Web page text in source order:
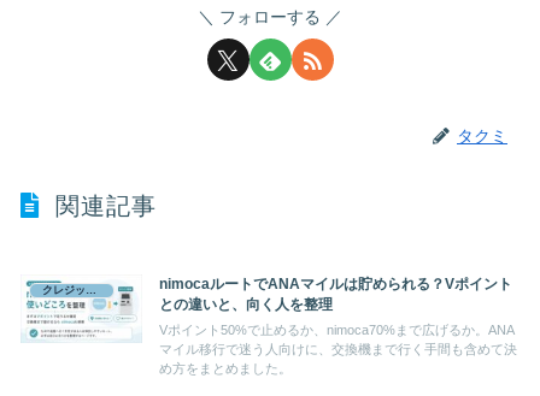
フォローする
タクミ
関連記事
クレジットカード
nimocaルートでANAマイルは貯められる？Vポイント
との違いと、向く人を整理
Vポイント50%で止めるか、nimoca70%まで広げるか。ANA
マイル移行で迷う人向けに、交換機まで行く手間も含めて決
め方をまとめました。